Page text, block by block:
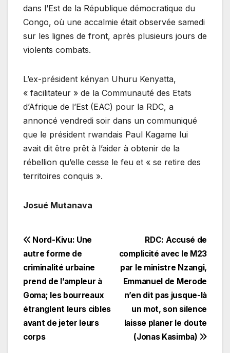
dans l’Est de la République démocratique du
Congo, où une accalmie était observée samedi
sur les lignes de front, après plusieurs jours de
violents combats.
L’ex-président kényan Uhuru Kenyatta,
« facilitateur » de la Communauté des Etats
d’Afrique de l’Est (EAC) pour la RDC, a
annoncé vendredi soir dans un communiqué
que le président rwandais Paul Kagame lui
avait dit être prêt à l’aider à obtenir de la
rébellion qu’elle cesse le feu et « se retire des
territoires conquis ».
Josué Mutanava
Navigation
de
l’article
RDC: Accusé de
complicité avec le M23
par le ministre Nzangi,
Emmanuel de Merode
n’en dit pas jusque-là
un mot, son silence
laisse planer le doute
(Jonas Kasimba)
Nord-Kivu: Une
autre forme de
criminalité urbaine
prend de l’ampleur à
Goma; les bourreaux
étranglent leurs cibles
avant de jeter leurs
corps